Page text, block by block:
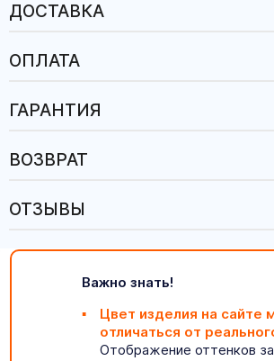
ДОСТАВКА
ОПЛАТА
ГАРАНТИЯ
ВОЗВРАТ
ОТЗЫВЫ
Важно знать!
Цвет изделия на сайте
отличаться от
Отображение оттенков